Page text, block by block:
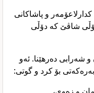
و پاشاکانی
شاڤێ کە دۆڵی
و شەرابی دەرهێنا. ئەو
بۆ کرد و گوتی: